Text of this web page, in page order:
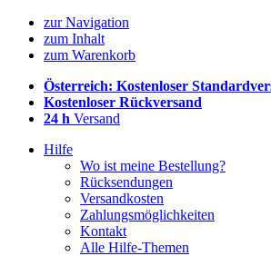
zur Navigation
zum Inhalt
zum Warenkorb
Österreich: Kostenloser
Kostenloser Rückversand
24 h Versand
Hilfe
Wo ist meine Bestellung?
Rücksendungen
Versandkosten
Zahlungsmöglichkeiten
Kontakt
Alle Hilfe-Themen